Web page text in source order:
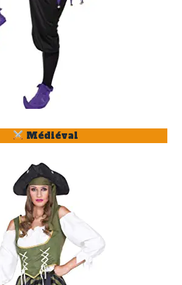
Médiéval